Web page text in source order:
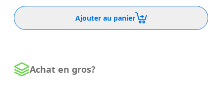
Ajouter au panier
Achat en gros?